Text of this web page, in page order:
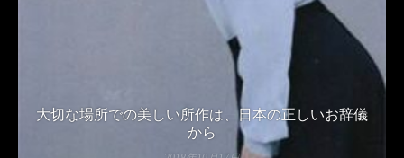
大切な場所での美しい所作は、日本の正しいお辞儀
から